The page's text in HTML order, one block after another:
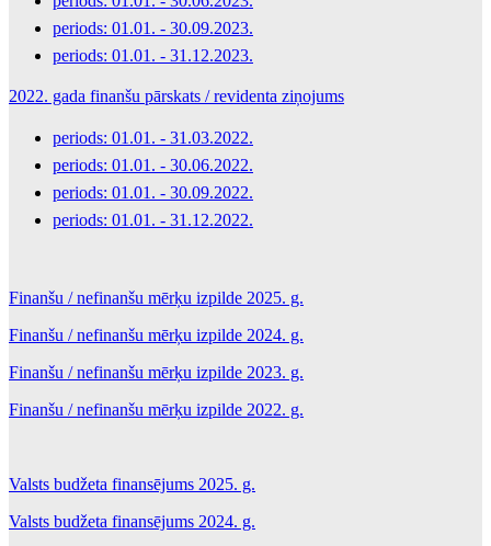
periods: 01.01. - 30.09.2023.
periods: 01.01. - 31.12.2023.
2022. gada finanšu pārskats / revidenta ziņojums
periods: 01.01. - 31.03.2022.
periods: 01.01. - 30.06.2022.
periods: 01.01. - 30.09.2022.
periods: 01.01. - 31.12.2022.
Finanšu / nefinanšu mērķu izpilde 2025. g.
Finanšu / nefinanšu mērķu izpilde 2024. g.
Finanšu / nefinanšu mērķu izpilde 2023. g.
Finanšu / nefinanšu mērķu izpilde 2022. g.
Valsts budžeta finansējums 2025. g.
Valsts budžeta finansējums 2024. g.